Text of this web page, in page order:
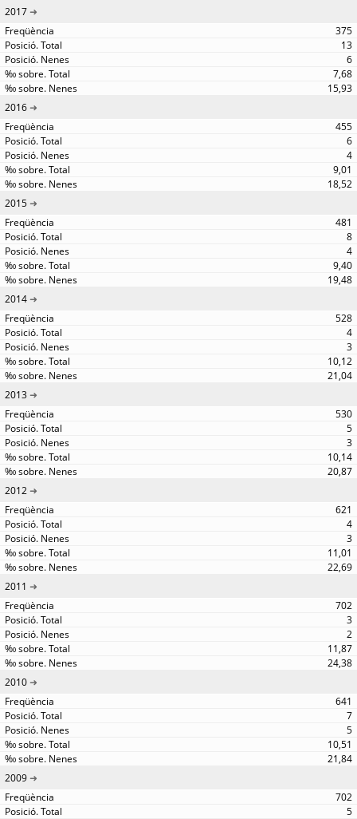
2017
375
13
6
7,68
15,93
2016
455
6
4
9,01
18,52
2015
481
8
4
9,40
19,48
2014
528
4
3
10,12
21,04
2013
530
5
3
10,14
20,87
2012
621
4
3
11,01
22,69
2011
702
3
2
11,87
24,38
2010
641
7
5
10,51
21,84
2009
702
5